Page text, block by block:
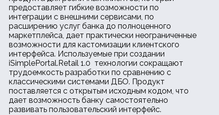
предоставляет гибкие возможности по
интеграции с внешними сервисами, по
расширению услуг банка до полноценного
маркетплейса, дает практически неограниченные
возможности для кастомизации клиентского
интерфейса. Используемые при создании
iSimplePortal.Retail 1.0 технологии сокращают
трудоемкость разработки по сравнению с
классическими системами ДБО. Продукт
поставляется с открытым исходным кодом, что
дает возможность банку самостоятельно
развивать пользовательский интерфейс.